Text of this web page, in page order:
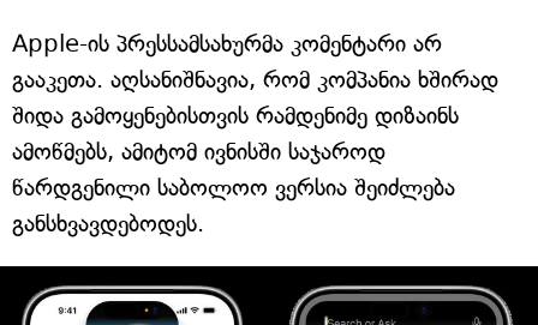
Apple-ის პრესსამსახურმა კომენტარი არ
გააკეთა. აღსანიშნავია, რომ კომპანია ხშირად
შიდა გამოყენებისთვის რამდენიმე დიზაინს
ამოწმებს, ამიტომ ივნისში საჯაროდ
წარდგენილი საბოლოო ვერსია შეიძლება
განსხვავდებოდეს.